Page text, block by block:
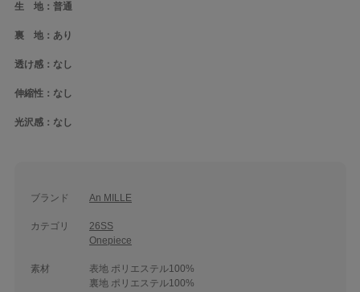
生 地：普通
裏 地：あり
透け感：なし
伸縮性：なし
光沢感：なし
ブランド An MILLE
カテゴリ
26SS
Onepiece
素材
表地 ポリエステル100%
裏地 ポリエステル100%